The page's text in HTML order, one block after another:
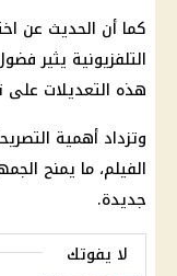
كما أن الحديث عن
التلفزيونية يثير
هذه التعديلات على
وتزداد أهمية
الفيلم، ما يمنح
جديدة.
لا يفوتك